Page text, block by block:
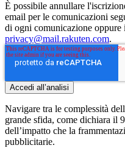
È possibile annullare
email per le comunicazioni
di ogni comunicazione
privacy@mail.rakuten.com.
Navigare tra le complessità
grande sfida, come dichiara il
dell’impatto che la
pubblicitarie.